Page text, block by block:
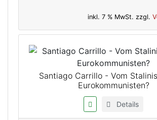
inkl. 7 % MwSt. zzgl.
Santiago Carrillo - Vom
Eurokommunisten?
Details